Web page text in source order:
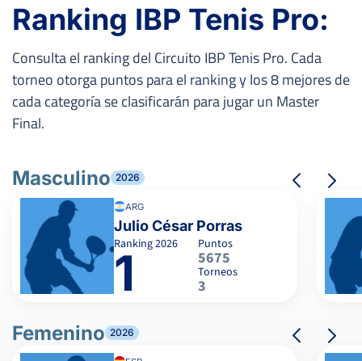
Ranking IBP Tenis Pro:
Consulta el ranking del Circuito IBP Tenis Pro. Cada
torneo otorga puntos para el ranking y los 8 mejores de
cada categoría se clasificarán para jugar un Master
Final.
Masculino 2026
ARG
Julio César Porras
Ranking2026
1 Puntos
5675
Torneos
3
Femenino 2026